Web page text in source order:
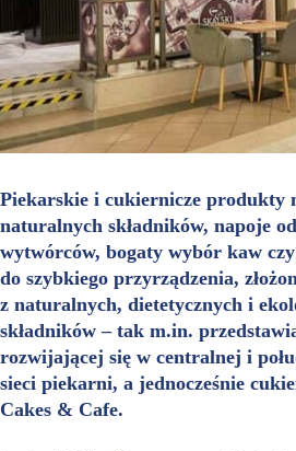
Piekarskie i cukiernicze produkty
naturalnych składników, napoje
wytwórców, bogaty wybór kaw
do szybkiego przyrządzenia,
z naturalnych, dietetycznych i
składników – tak m.in.
rozwijającej się w centralnej i
sieci piekarni, a jednocześnie
Cakes & Cafe.